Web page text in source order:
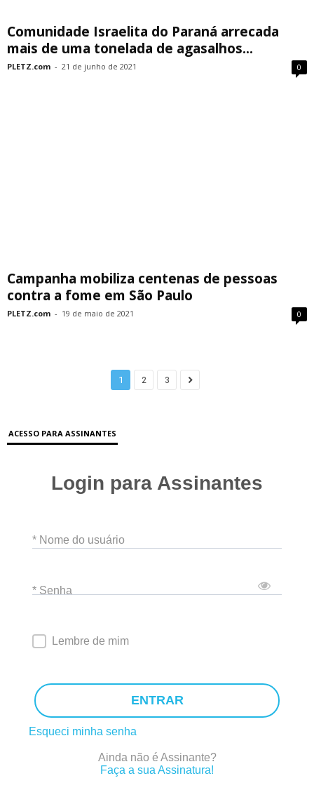
Comunidade Israelita do Paraná arrecada
mais de uma tonelada de agasalhos...
PLETZ.com - 21 de junho de 2021 0
Campanha mobiliza centenas de pessoas
contra a fome em São Paulo
PLETZ.com - 19 de maio de 2021 0
1 2 3
ACESSO PARA ASSINANTES
Login para Assinantes
* Nome do usuário
* Senha
Lembre de mim
ENTRAR
Esqueci minha senha
Ainda não é Assinante?
Faça a sua Assinatura!